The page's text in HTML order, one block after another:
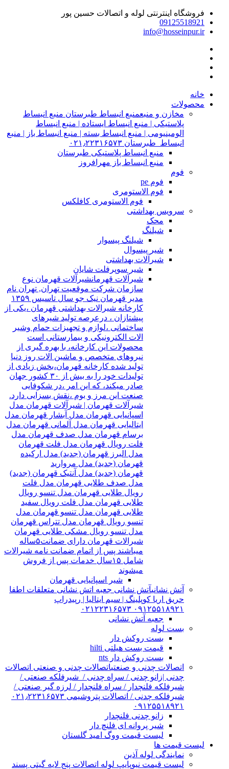
فروشگاه اینترنتی لوله و اتصالات حسین پور
09125518921
info@hosseinpur.ir
خانه
محصولات
مخازن و منبعمنبع انبساط طبرستان منبع انبساط
پلاستیکی | منبع انبساط ایستاده | منبع انبساط
الومینیومی | منبع انبساط بسته | منبع انبساط باز | منبع
انبساط طبرستان ۰۲۱٫۲۲۳۱۶۵۷۳
منبع انبساط پلاستیکی طبرستان
منبع انبساط باز مهرافروز
فوم
فوم pe
فوم الاستومری
فوم الاستومری کافلکس
سرویس بهداشتی
محک
شیلنگ
شیلنگ پیسوار
شیر پیسوال
شیرآلات بهداشتی
شیر سوپرفلت شایان
شیرآلات قهرمانشیرآلات قهرمان نوع
سازمان شرکت موقعیت تهران, تهران نام
مدیر قهرمان نیک جو سال تاسیس ۱۳۵۹
کارخانه شیرالات بهداشتی قهرمان ،یکی از
پیشتازان ، درعرصه تولید شیرهای
ساختمانی ،لوازم و تجهیزات حمام وشیر
الات الکترونیکی و بیمارستانی است
محصولات این کارخانه، با بهره گیری از
نیروهای متخصص و ماشین الات روز دنیا
تولید شده کارخانه قهرمان،بخش زیادی از
تولیدات خود را به بیش از ۳۰ کشور جهان
صادر میکند، که این امر ،در شکوفایی
صنعت این مرز و بوم ،نقش بسزایی دارد.
شیرآلات قهرمان | شیرآلات قهرمان مدل
اسپانیایی قهرمان مدل آبشار قهرمان مدل
ایتالیایی قهرمان مدل آلمانی قهرمان مدل
برسام قهرمان مدل صدف قهرمان مدل
فلت رویال قهرمان مدل فلت قهرمان
مدل البرز قهرمان (جدید) مدل ارکیده
قهرمان (جدید) مدل مروارید
قهرمان (جدید) مدل آنتیک قهرمان (جدید)
مدل صدف طلایی قهرمان مدل فلت
رویال طلایی قهرمان مدل تنسو رویال
طلایی قهرمان مدل فلت رویال سفید
طلایی قهرمان مدل تنسو قهرمان مدل
تنسو رویال قهرمان مدل تتراس قهرمان
مدل تنسو رویال مشکی طلایی قهرمان
شیرالات قهرمان دارای ضمانت۵ساله
میباشند پس از اتمام ضمانت نامه شیرالات
شامل ۱۵سال خدمات پس از فروش
میشوند
شیر اسپانیایی قهرمان
آتش نشانیآتش نشانی جعبه اتش نشانی متعلقات اطفا
حریق اریا کوپلینگ | سیم ایتالیا | رپیدراپ
۰۹۱۲۵۵۱۸۹۲۱ ۰۲۱۲۲۳۱۶۵۷۳
جعبه آتش نشانی
بست لوله
بست روکش دار
قیمت بست هیلتی hilti
بست روکش دار nts
اتصالات چدنی و صنعتیاتصالات چدنی و صنعتی اتصالات
چدنی |زانو چدنی / سراه چدنی / شیرفلکه صنعتی /
شیرفلکه فلنچدار / سراه فلنچدار / لرزه گیر صنعتی /
شیرفلکه چدنی / اتصالات پتروشیمی ۰۲۱٫۲۲۳۱۶۵۷۳
۰۹۱۲۵۵۱۸۹۲۱
زانو چدنی فلنچدار
شیر پروانه ای فلنچ دار
لیست قیمت ووگ امید گلستان
لیست قیمت ها
نمایندگی لوله آذین
لیست قیمت نیوپایپ لوله اتصالات پنج لایه گیتی پسند